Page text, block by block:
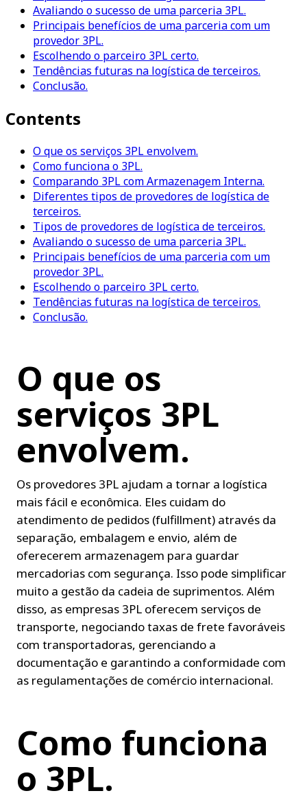
Avaliando o sucesso de uma parceria 3PL.
Principais benefícios de uma parceria com um
provedor 3PL.
Escolhendo o parceiro 3PL certo.
Tendências futuras na logística de terceiros.
Conclusão.
Contents
O que os serviços 3PL envolvem.
Como funciona o 3PL.
Comparando 3PL com Armazenagem Interna.
Diferentes tipos de provedores de logística de
terceiros.
Tipos de provedores de logística de terceiros.
Avaliando o sucesso de uma parceria 3PL.
Principais benefícios de uma parceria com um
provedor 3PL.
Escolhendo o parceiro 3PL certo.
Tendências futuras na logística de terceiros.
Conclusão.
O que os
serviços 3PL
envolvem.
Os provedores 3PL ajudam a tornar a logística
mais fácil e econômica. Eles cuidam do
atendimento de pedidos (fulfillment) através da
separação, embalagem e envio, além de
oferecerem armazenagem para guardar
mercadorias com segurança. Isso pode simplificar
muito a gestão da cadeia de suprimentos. Além
disso, as empresas 3PL oferecem serviços de
transporte, negociando taxas de frete favoráveis
com transportadoras, gerenciando a
documentação e garantindo a conformidade com
as regulamentações de comércio internacional.
Como funciona
o 3PL.